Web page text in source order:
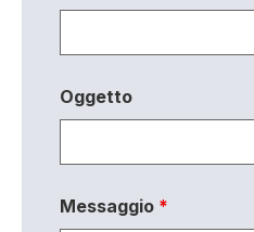
Oggetto
Messaggio *